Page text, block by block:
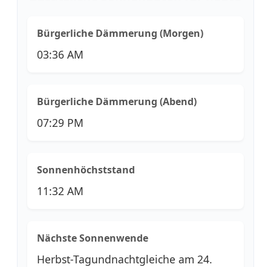
Bürgerliche Dämmerung (Morgen)
03:36 AM
Bürgerliche Dämmerung (Abend)
07:29 PM
Sonnenhöchststand
11:32 AM
Nächste Sonnenwende
Herbst-Tagundnachtgleiche am 24.